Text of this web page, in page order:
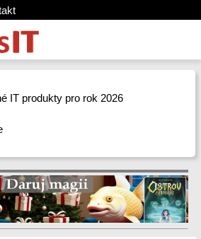
IT produkty pro rok 2026